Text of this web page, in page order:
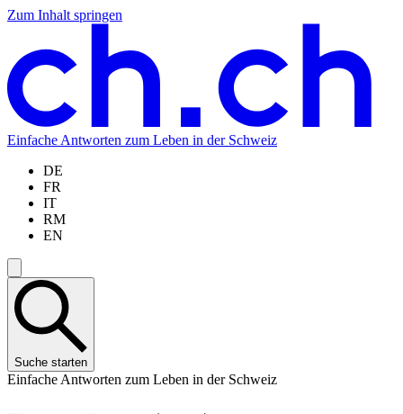
Zum Inhalt springen
Zum
springen
Zur
springen
Zur
springen
Zur
springen
Einfache Antworten zum Leben in der Schweiz
DE
FR
IT
RM
EN
Suche starten
Einfache Antworten zum Leben in der Schweiz